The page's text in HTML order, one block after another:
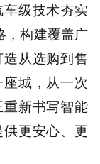
级技术夯实
，构建覆盖广
从选购到售
城，从一次
新书写智能
更安心、更